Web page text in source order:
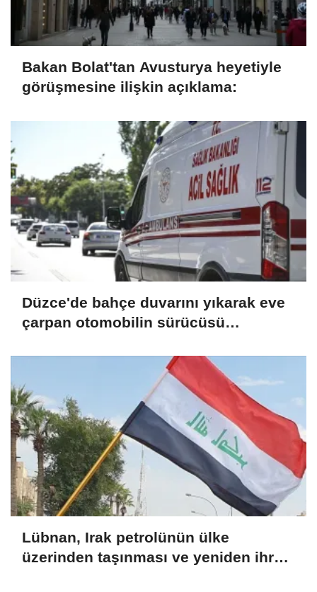
Bakan Bolat'tan Avusturya heyetiyle
görüşmesine ilişkin açıklama:
Düzce'de bahçe duvarını yıkarak eve
çarpan otomobilin sürücüsü
Lübnan, Irak petrolünün ülke
üzerinden taşınması ve yeniden ihraç